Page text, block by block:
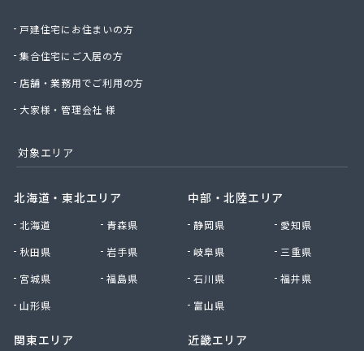
関野商店
丸高商事(株)
丸木屋商店
岩井ガス(株)
岩井農業協同組合
岩瀬設備工業(株)
菊地商店
菊地商店
吉久商店
吉原肥料店
吉川住設
吉田石油店
戸建住宅にお住まいの方
集合住宅にご入居の方
店舗・業務用でご利用の方
大家様・管理会社 様
対象エリア
北海道・東北エリア
北海道
青森県
秋田県
岩手県
宮城県
福島県
山形県
関東エリア
中部・北陸エリア
静岡県
愛知県
岐阜県
三重県
石川県
福井県
富山県
近畿エリア